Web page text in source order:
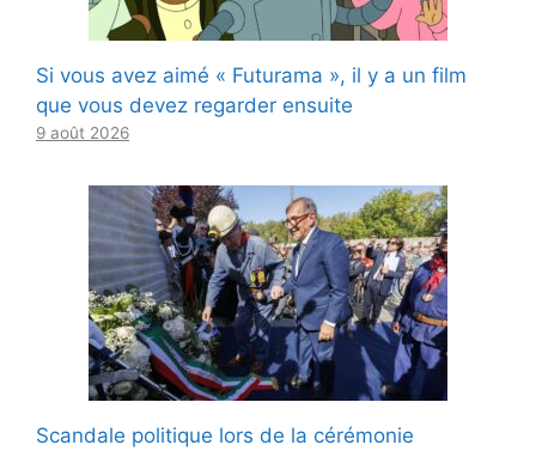
Si vous avez aimé « Futurama », il y a un film
que vous devez regarder ensuite
9 août 2026
Scandale politique lors de la cérémonie